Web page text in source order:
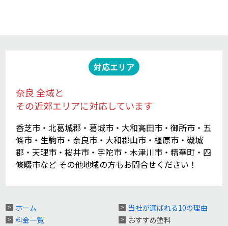
対応エリア
奈良 全域と
その近郊エリアに対応しています
香芝市・北葛城郡・葛城市・大和高田市・御所市・五
條市・生駒市・奈良市・大和郡山市・橿原市・磯城
郡・天理市・桜井市・宇陀市・木津川市・精華町・四
條畷市など その他地域の方もお問合せください！
ホーム
料金一覧
当社が選ばれる10の理由
おすすめ塗料